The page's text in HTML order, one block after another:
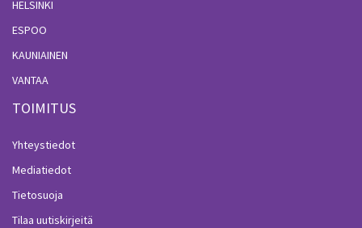
HELSINKI
ESPOO
KAUNIAINEN
VANTAA
TOIMITUS
Yhteystiedot
Mediatiedot
Tietosuoja
Tilaa uutiskirjeitä